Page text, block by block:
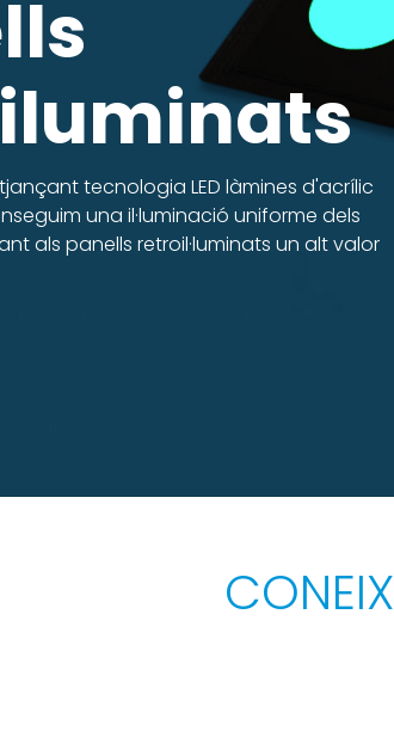
tecnologia LED làmines d'acrílic
una il·luminació uniforme dels
als panells retroil·luminats un alt valor
CONEIX